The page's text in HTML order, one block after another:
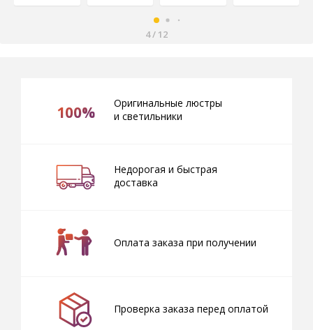
4/ 12
100%
Оригинальные люстры
и светильники
Недорогая и быстрая
доставка
Оплата заказа при получении
Проверка заказа перед оплатой